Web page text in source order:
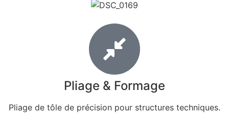
Pliage & Formage
Pliage de tôle de précision pour structures techniques.